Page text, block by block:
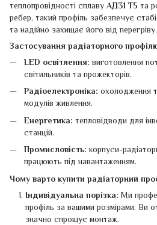
теплопровідності сплаву АД31 Т5 та
ребер, такий профіль забезпечує
та надійно захищає його від перегріву.
Застосування радіаторного
LED освітлення: виготовлення
світильників та прожекторів.
Радіоелектроніка: охолодження
модулів живлення.
Енергетика: тепловідводи для
станцій.
Промисловість: корпуси-
працюють під навантаженням.
Чому варто купити радіаторний
Індивідуальна порізка: Ми
профіль за вашими розмірами. Ви
значно спрощує монтаж.